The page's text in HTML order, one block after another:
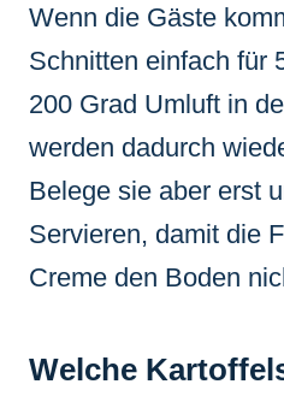
Wenn die Gäste
Schnitten einfach für
200 Grad Umluft in
werden dadurch
Belege sie aber erst
Servieren, damit die
Creme den Boden
Welche